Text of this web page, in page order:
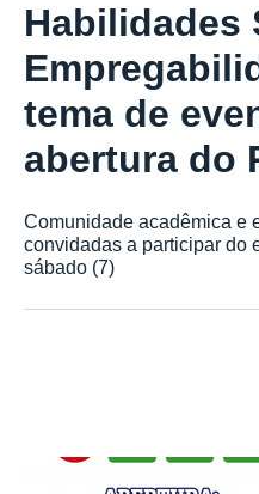
Habilidades
tema de
abertura do
Comunidade acadêmica e
convidadas a participar do
sábado (7)